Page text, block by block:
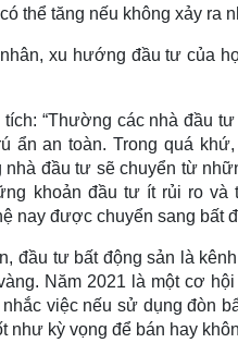
thể tăng nếu không xảy ra
xu hướng đầu tư của
“Thường các nhà đầu
ẩn an toàn. Trong quá
đầu tư sẽ chuyển từ
khoản đầu tư ít rủi ro
nay được chuyển sang bất
đầu tư bất động sản là
Năm 2021 là một cơ
việc nếu sử dụng đòn
như kỳ vọng để bán hay